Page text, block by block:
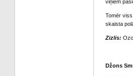
viņiem
Tomēr
skaista
Zizlis:
Džons